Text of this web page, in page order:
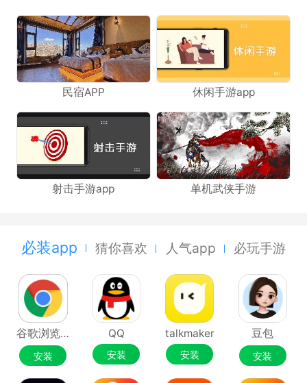
民宿APP 休闲手游app
射击手游app 单机武侠手游
必装app 猜你喜欢 人气app 必玩手游
谷歌浏览器Google Chrome
安装
QQ
安装
talkmaker
安装
豆包
安装